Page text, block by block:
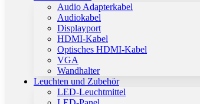
Audio Adapterkabel
Audiokabel
Displayport
HDMI-Kabel
Optisches HDMI-Kabel
VGA
Wandhalter
Leuchten und Zubehör
LED-Leuchtmittel